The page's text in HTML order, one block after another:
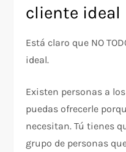
cliente ideal
Está claro que NO
ideal.
Existen personas a
puedas ofrecerle
necesitan. Tú tienes
grupo de personas